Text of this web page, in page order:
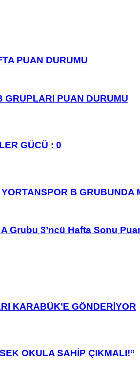
PUAN DURUMU
GRUPLARI PUAN DURUMU
GÜCÜ : 0
B GRUBUNDA
Grubu 3’ncü Hafta Sonu
KARABÜK’E GÖNDERİYOR
OKULA SAHİP ÇIKMALI!”